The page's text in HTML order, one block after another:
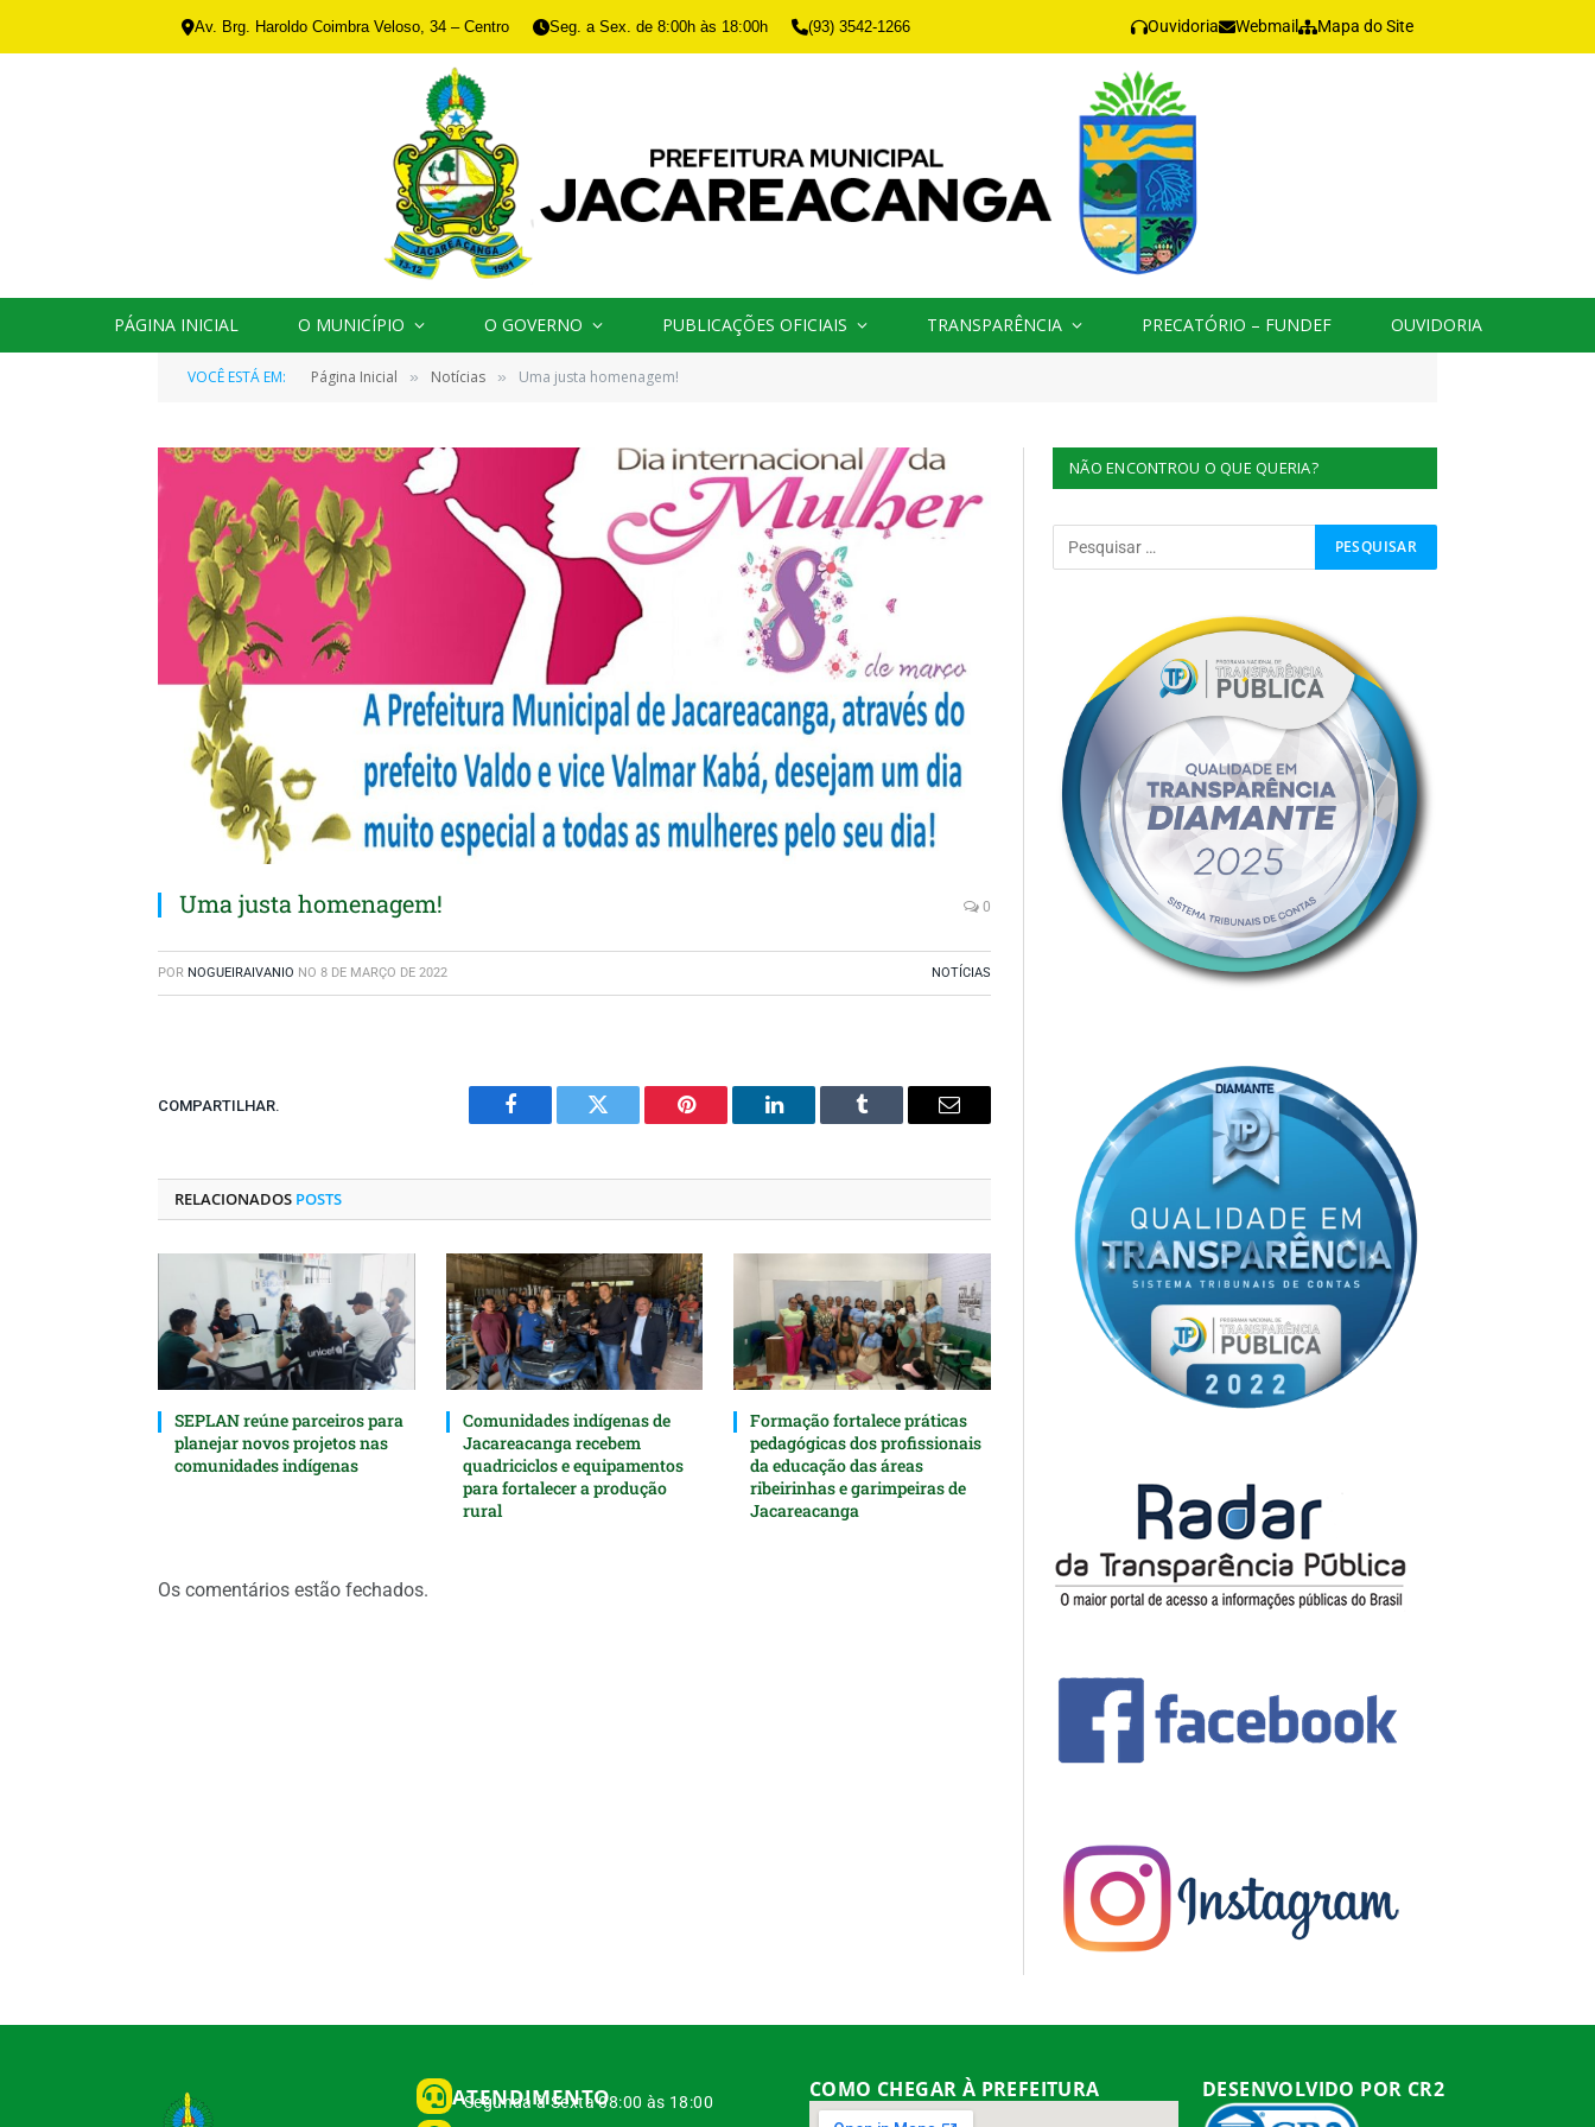
Av. Brg. Haroldo Coimbra Veloso, 34 – Centro Seg. a Sex. de 8:00h às 18:00h (93) 3542-1266 Ouvidoria Webmail Mapa do Site
PÁGINA INICIAL O MUNICÍPIO O GOVERNO PUBLICAÇÕES OFICIAIS TRANSPARÊNCIA PRECATÓRIO – FUNDEF OUVIDORIA
VOCÊ ESTÁ EM: Página Inicial » Notícias » Uma justa homenagem!
Uma justa homenagem! 0
POR NOGUEIRAIVANIO NO 8 DE MARÇO DE 2022 NOTÍCIAS
COMPARTILHAR.
Facebook Twitter Pinterest
O
Tumblr
E-
RELACIONADOS POSTS
SEPLAN reúne parceiros para
planejar novos projetos nas
comunidades indígenas
Comunidades indígenas de
Jacareacanga recebem
quadriciclos e equipamentos
para fortalecer a produção
rural
Formação fortalece práticas
pedagógicas dos profissionais
da educação das áreas
ribeirinhas e garimpeiras de
Jacareacanga
Os comentários estão fechados.
NÃO ENCONTROU O QUE QUERIA?
ATENDIMENTO
Segunda à Sexta 08:00 às 18:00 COMO CHEGAR À PREFEITURA DESENVOLVIDO POR CR2